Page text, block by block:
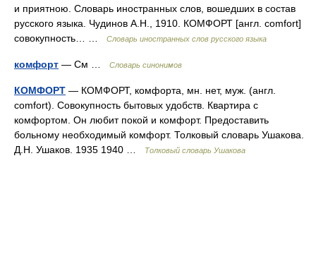
и приятною. Словарь иностранных слов, вошедших в состав
русского языка. Чудинов А.Н., 1910. КОМФОРТ [англ. comfort]
совокупность… …
Словарь иностранных слов русского языка
комфорт — См … Словарь синонимов
КОМФОРТ — КОМФОРТ, комфорта, мн. нет, муж. (англ.
comfort). Совокупность бытовых удобств. Квартира с
комфортом. Он любит покой и комфорт. Предоставить
больному необходимый комфорт. Толковый словарь Ушакова.
Д.Н. Ушаков. 1935 1940 …
Толковый словарь Ушакова